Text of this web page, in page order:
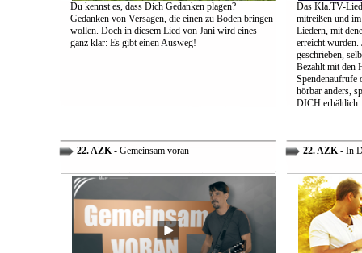
Du kennst es, dass Dich Gedanken plagen?
Gedanken von Versagen, die einen zu Boden bringen
wollen. Doch in diesem Lied von Jani wird eines
ganz klar: Es gibt einen Ausweg!
Das Kla.TV-
mitreißen und
Liedern, mit
erreicht wurden.
geschrieben,
Bezahlt mit den
Spendenaufrufe
hörbar anders,
DICH erhältlich.
22. AZK- Gemeinsam voran 22. AZK- In